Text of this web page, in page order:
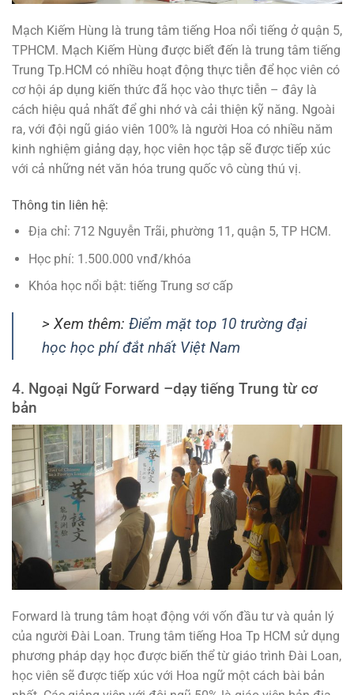
Mạch Kiếm Hùng là trung tâm tiếng Hoa nổi tiếng ở quận 5,
TPHCM. Mạch Kiếm Hùng được biết đến là trung tâm tiếng
Trung Tp.HCM có nhiều hoạt động thực tiễn để học viên có
cơ hội áp dụng kiến thức đã học vào thực tiễn – đây là
cách hiệu quả nhất để ghi nhớ và cải thiện kỹ năng. Ngoài
ra, với đội ngũ giáo viên 100% là người Hoa có nhiều năm
kinh nghiệm giảng dạy, học viên học tập sẽ được tiếp xúc
với cả những nét văn hóa trung quốc vô cùng thú vị.
Thông tin liên hệ:
Địa chỉ: 712 Nguyễn Trãi, phường 11, quận 5, TP HCM.
Học phí: 1.500.000 vnđ/khóa
Khóa học nổi bật: tiếng Trung sơ cấp
> Xem thêm: Điểm mặt top 10 trường đại
học học phí đắt nhất Việt Nam
4. Ngoại Ngữ Forward –dạy tiếng Trung từ cơ
bản
Forward là trung tâm hoạt động với vốn đầu tư và quản lý
của người Đài Loan. Trung tâm tiếng Hoa Tp HCM sử dụng
phương pháp dạy học được biến thể từ giáo trình Đài Loan,
học viên sẽ được tiếp xúc với Hoa ngữ một cách bài bản